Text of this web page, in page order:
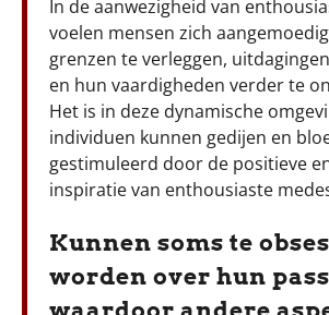
In de aanwezigheid van
voelen mensen zich
grenzen te verleggen,
en hun vaardigheden verder te
Het is in deze dynamische
individuen kunnen gedijen en
gestimuleerd door de positieve
inspiratie van enthousiaste
Kunnen soms te
worden over hun